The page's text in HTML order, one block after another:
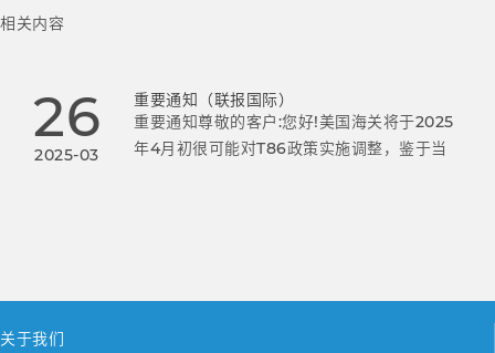
相关内容
26
2025-03
重要通知（联报国际）
重要通知尊敬的客户:您好!美国海关将于2025
年4月初很可能对T86政策实施调整，鉴于当
关于我们